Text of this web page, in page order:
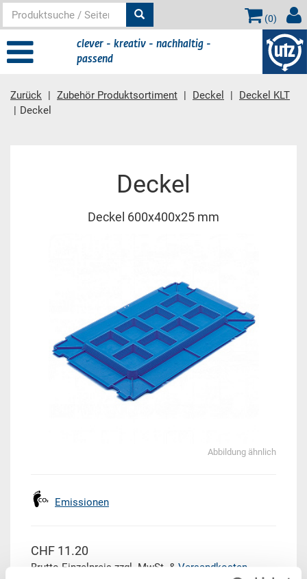
(0)
clever - kreativ - nachhaltig -
passend
Zurück Zubehör Produktsortiment Deckel
Deckel KLT
Deckel
Deckel
Deckel 600x400x25 mm
Abbildung ähnlich
Emissionen
CHF 11.20
Brutto Einzelpreis zzgl. MwSt. & Versandkosten